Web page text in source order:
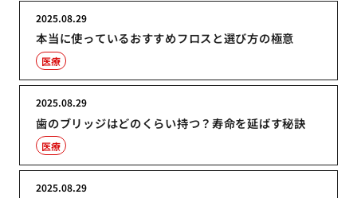
本当に使っているおすすめフロスと選び方の極意
2025.08.29
医療
歯のブリッジはどのくらい持つ？寿命を延ばす秘訣
2025.08.29
医療
2025.08.29